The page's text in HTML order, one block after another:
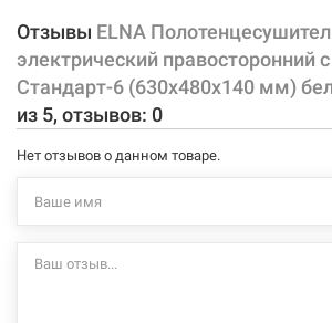
Характеристики и конфигурация изделия, а
товара могут изменяться производителем
внесенные производителем изменения,
не несет.
Отзывы ELNA
электрический правосторонний
Стандарт-6 (630х480х140 мм)
из 5, отзывов: 0
Нет отзывов о данном товаре.